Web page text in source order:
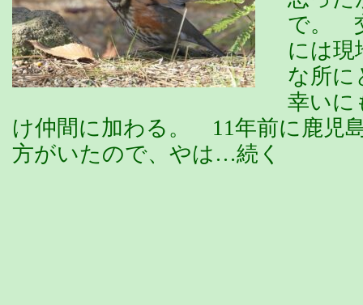
で。
には
な所
幸いに
け仲間に加わる。 11年前に鹿児
方がいたので、やは…続く